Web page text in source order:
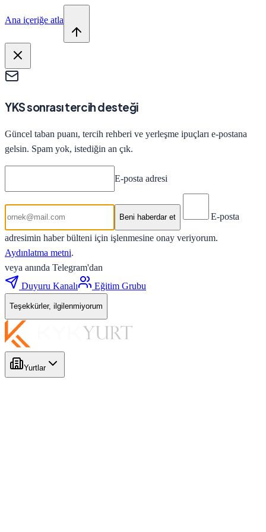
Ana içeriğe atla
YKS sonrası tercih desteği
Güncel taban puanı, tercih rehberi ve yerleşme ipuçları e-postana
gelsin. Spam yok, istediğin an çık.
E-posta adresi
Beni haberdar et E-posta
adresimin haber bülteni için işlenmesine onay veriyorum.
Aydınlatma metni.
veya anında Telegram'dan
Duyuru Kanalı
Eğitim Grubu
Teşekkürler, ilgilenmiyorum
Yurtlar